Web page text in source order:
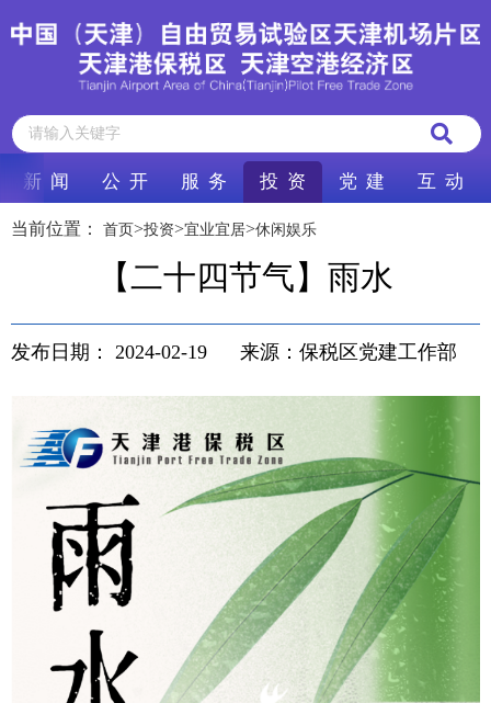
新 闻 公 开 服 务 投 资 党 建 互 动
当前位置： 首页>投资>宜业宜居>休闲娱乐
【二十四节气】雨水
发布日期： 2024-02-19 来源：保税区党建工作部